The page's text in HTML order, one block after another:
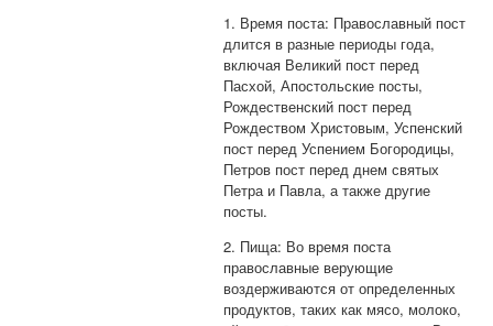
1. Время поста: Православный пост
длится в разные периоды года,
включая Великий пост перед
Пасхой, Апостольские посты,
Рождественский пост перед
Рождеством Христовым, Успенский
пост перед Успением Богородицы,
Петров пост перед днем святых
Петра и Павла, а также другие
посты.
2. Пища: Во время поста
православные верующие
воздерживаются от определенных
продуктов, таких как мясо, молоко,